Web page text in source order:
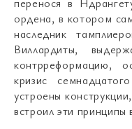
ордена, в котором
наследник
Виллардиты,
контрреформацию,
кризис
устроены
встроил эти